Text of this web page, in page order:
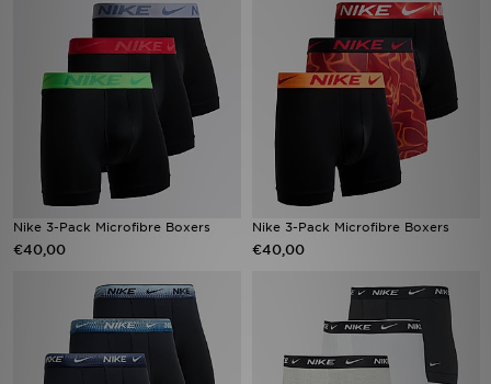
Nike 3-Pack Microfibre Boxers
€40,00
Nike 3-Pack Microfibre Boxers
€40,00
Wie wij zijn